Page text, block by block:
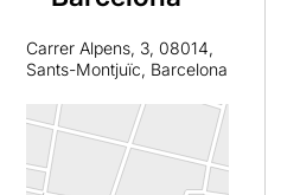
Carrer Alpens, 3, 08014,
Sants-Montjuïc, Barcelona